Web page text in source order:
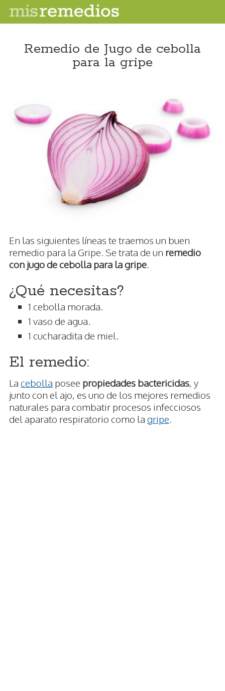
Remedio de Jugo de cebolla
para la gripe
En las siguientes líneas te traemos un buen
remedio para la Gripe. Se trata de un remedio
con jugo de cebolla para la gripe
¿Qué necesitas?
1 cebolla morada.
1 vaso de agua.
1 cucharadita de miel.
El remedio:
La cebolla posee propiedades bactericidas, y
junto con el ajo, es uno de los mejores remedios
naturales para combatir procesos infecciosos
del aparato respiratorio como la gripe